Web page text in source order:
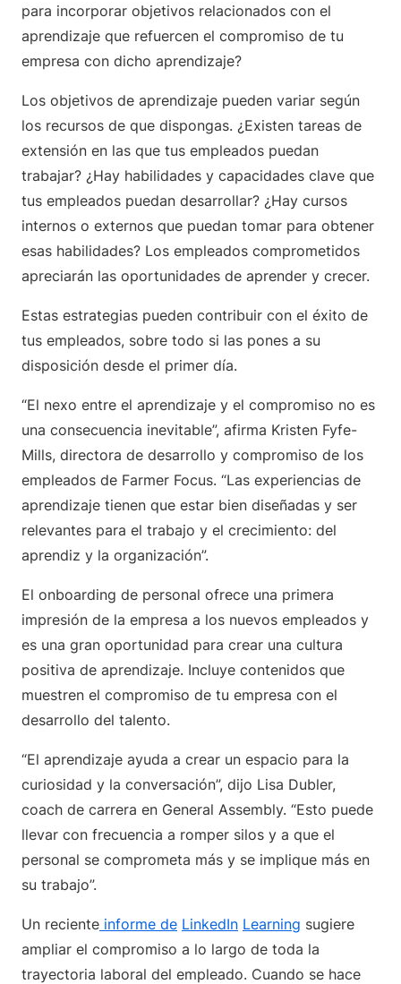
para incorporar objetivos relacionados con el
aprendizaje que refuercen el compromiso de tu
empresa con dicho aprendizaje?
Los objetivos de aprendizaje pueden variar según
los recursos de que dispongas. ¿Existen tareas de
extensión en las que tus empleados puedan
trabajar? ¿Hay habilidades y capacidades clave que
tus empleados puedan desarrollar? ¿Hay cursos
internos o externos que puedan tomar para obtener
esas habilidades? Los empleados comprometidos
apreciarán las oportunidades de aprender y crecer.
Estas estrategias pueden contribuir con el éxito de
tus empleados, sobre todo si las pones a su
disposición desde el primer día.
“El nexo entre el aprendizaje y el compromiso no es
una consecuencia inevitable”, afirma Kristen Fyfe-
Mills, directora de desarrollo y compromiso de los
empleados de Farmer Focus. “Las experiencias de
aprendizaje tienen que estar bien diseñadas y ser
relevantes para el trabajo y el crecimiento: del
aprendiz y la organización”.
El onboarding de personal ofrece una primera
impresión de la empresa a los nuevos empleados y
es una gran oportunidad para crear una cultura
positiva de aprendizaje. Incluye contenidos que
muestren el compromiso de tu empresa con el
desarrollo del talento.
“El aprendizaje ayuda a crear un espacio para la
curiosidad y la conversación”, dijo Lisa Dubler,
coach de carrera en General Assembly. “Esto puede
llevar con frecuencia a romper silos y a que el
personal se comprometa más y se implique más en
su trabajo”.
Un reciente informe de LinkedIn Learning sugiere
ampliar el compromiso a lo largo de toda la
trayectoria laboral del empleado. Cuando se hace